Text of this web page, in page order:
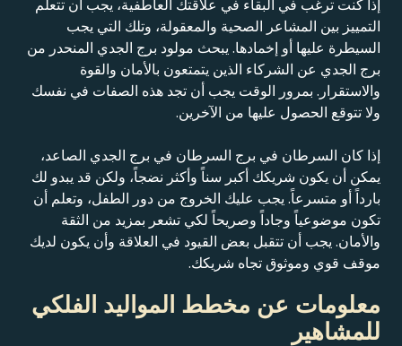
إذا كنت ترغب في البقاء في علاقتك العاطفية، يجب أن تتعلم
التمييز بين المشاعر الصحية والمعقولة، وتلك التي يجب
السيطرة عليها أو إخمادها. يبحث مولود برج الجدي المنحدر من
برج الجدي عن الشركاء الذين يتمتعون بالأمان والقوة
والاستقرار. بمرور الوقت يجب أن تجد هذه الصفات في نفسك
ولا تتوقع الحصول عليها من الآخرين.
إذا كان السرطان في برج السرطان في برج الجدي الصاعد،
يمكن أن يكون شريكك أكبر سناً وأكثر نضجاً، ولكن قد يبدو لك
بارداً أو متسرعاً. يجب عليك الخروج من دور الطفل، وتعلم أن
تكون موضوعياً وجاداً وصريحاً لكي تشعر بمزيد من الثقة
والأمان. يجب أن تتقبل بعض القيود في العلاقة وأن يكون لديك
موقف قوي وموثوق تجاه شريكك.
معلومات عن مخطط المواليد الفلكي
للمشاهير